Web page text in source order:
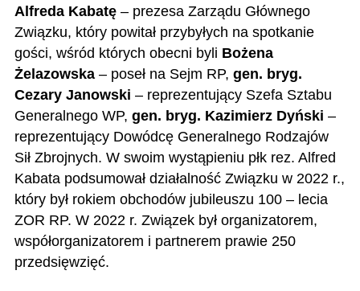
Alfreda Kabatę – prezesa Zarządu Głównego
Związku, który powitał przybyłych na spotkanie
gości, wśród których obecni byli Bożena
Żelazowska– poseł na Sejm RP, gen. bryg.
Cezary Janowski – reprezentujący Szefa Sztabu
Generalnego WP, gen. bryg. Kazimierz Dyński –
reprezentujący Dowódcę Generalnego Rodzajów
Sił Zbrojnych. W swoim wystąpieniu płk rez. Alfred
Kabata podsumował działalność Związku w 2022 r.,
który był rokiem obchodów jubileuszu 100 – lecia
ZOR RP. W 2022 r. Związek był organizatorem,
współorganizatorem i partnerem prawie 250
przedsięwzięć.